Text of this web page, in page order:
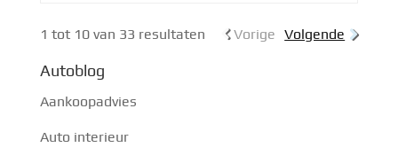
1 tot 10 van 33 resultaten Vorige Volgende
Autoblog
Aankoopadvies
Auto interieur